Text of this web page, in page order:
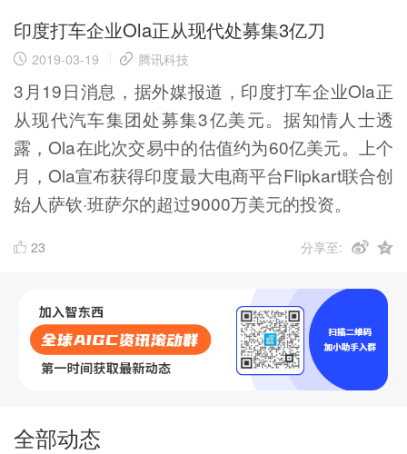
印度打车企业Ola正从现代处募集3亿刀
2019-03-19 腾讯科技
3月19日消息，据外媒报道，印度打车企业Ola正
从现代汽车集团处募集3亿美元。据知情人士透
露，Ola在此次交易中的估值约为60亿美元。上个
月，Ola宣布获得印度最大电商平台Flipkart联合创
始人萨钦·班萨尔的超过9000万美元的投资。
23 分享至:
全部动态